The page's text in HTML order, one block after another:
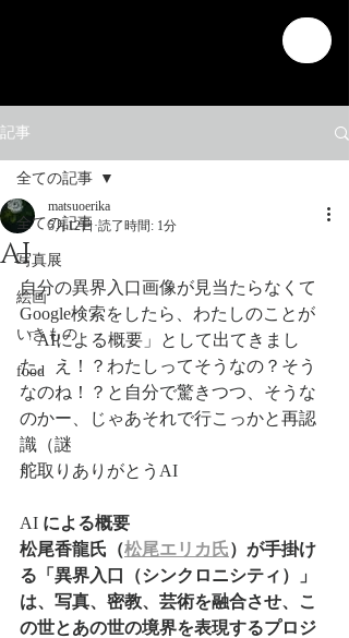
記事
全ての記事
写真展
絵画
いきもの
food
全ての記事
AI
matsuoerika
5月12日 読了時間: 1分
自分の異界入口画像が見当たらなくて
Google検索をしたら、わたしのことが
「AIによる概要」として出てきまし
た。え！？わたしってそうなの？そう
なのね！？と自分で驚きつつ、そうな
のかー、じゃあそれで行こっかと再認
識（謎
舵取りありがとうAI
AI による概要
松尾香龍氏（松尾エリカ氏）が手掛け
る「異界入口（シンクロニシティ）」
は、写真、密教、芸術を融合させ、こ
の世とあの世の境界を表現するプロジ